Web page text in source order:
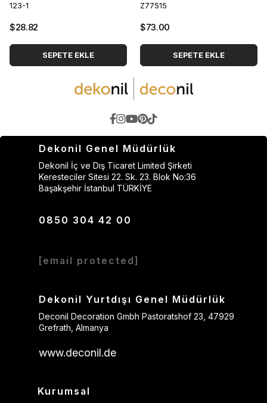
123-1
$28.82
SEPETE EKLE
Z77515
$73.00
SEPETE EKLE
Dekonil Genel Müdürlük
Dekonil İç ve Dış Ticaret Limited Şirketi
Keresteciler Sitesi 22. Sk. 23. Blok No:36
Başakşehir İstanbul TÜRKİYE
0850 304 42 00
[email protected]
Dekonil Yurtdışı Genel Müdürlük
Deconil Decoration Gmbh Pastoratshof 23, 47929
Grefrath, Almanya
www.deconil.de
Kurumsal